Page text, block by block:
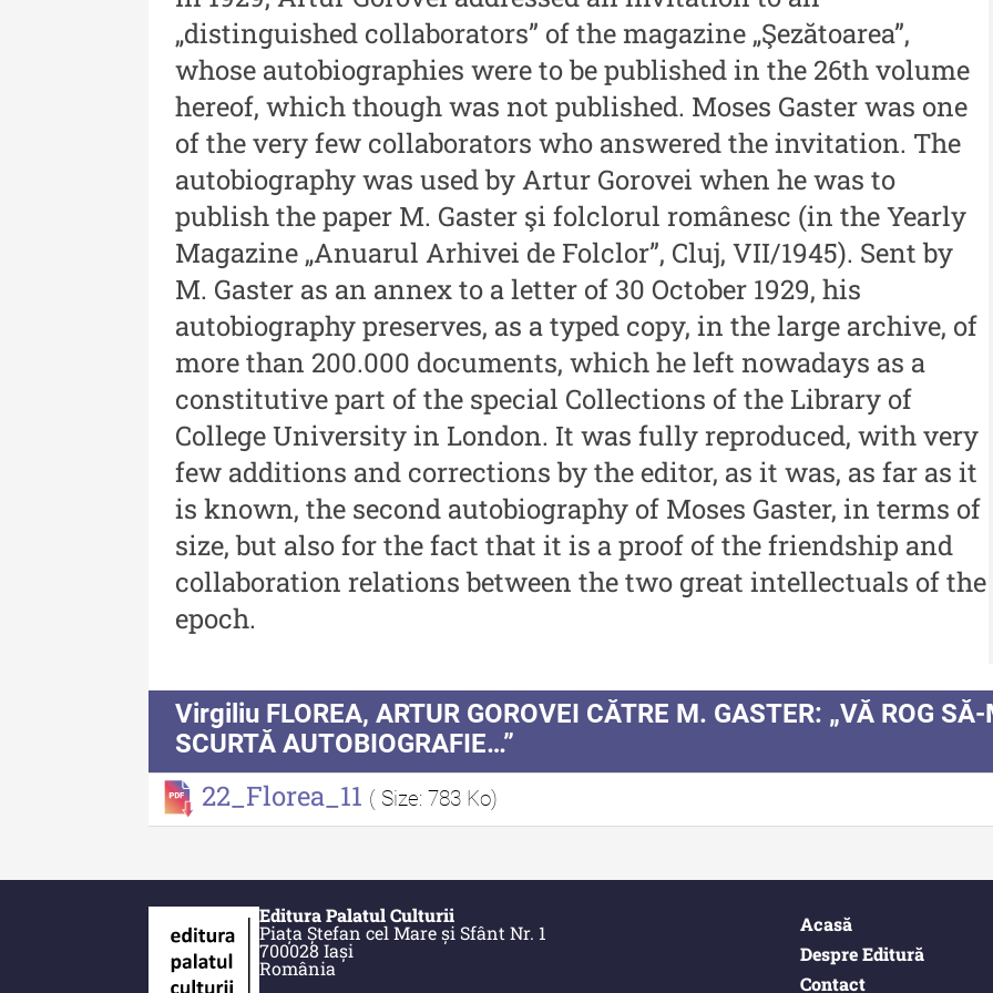
Revista "Cercetări istorice" -
XLII - 2023
Indexul Complet
Buletinul ”Ioan Neculce” al
Muzeului de Istorie a
Moldovei - XXIII / 2017
Buletinul ”Ioan Neculce” al
Muzeului de Istorie a
Moldovei - XXII / 2016
Indexul Complet
al
Buletinul Muzeului Științei și
Tehnicii ”Ștefan Procopiu”
Buletinul Muzeului Științei
și Tehnicii ”Ștefan Procopiu”
- An XV / Nr. 15 / 2021
Buletinul Muzeului Științei
și Tehnicii ”Ștefan Procopiu”
- An XIV / Nr. 14 / 2020
Buletinul Muzeului Științei
- An XII / Nr. 13 / 2019
Indexul Complet
Buletinul Centrului de Cercetare și
Conservare-Restaurare a
Patrimoniului
Buletinul Centrului de
Cercetare și Conservare-
Restaurare a Patrimoniului -
2021
Buletinul Centrului de
Cercetare și Conservare-
Buletinul Centrului de
Restaurare a Patrimoniului -
Acta Pangratia
Acta Pangratia I (2023)
Alte publicatii, cataloage, volume de
„distinguished collaborators” of the magazine „Şezătoarea”,
whose autobiographies were to be published in the 26th volume
hereof, which though was not published. Moses Gaster was one
of the very few collaborators who answered the invitation. The
autobiography was used by Artur Gorovei when he was to
publish the paper M. Gaster şi folclorul românesc (in the Yearly
Magazine „Anuarul Arhivei de Folclor”, Cluj, VII/1945). Sent by
M. Gaster as an annex to a letter of 30 October 1929, his
autobiography preserves, as a typed copy, in the large archive, of
more than 200.000 documents, which he left nowadays as a
constitutive part of the special Collections of the Library of
College University in London. It was fully reproduced, with very
few additions and corrections by the editor, as it was, as far as it
is known, the second autobiography of Moses Gaster, in terms of
size, but also for the fact that it is a proof of the friendship and
collaboration relations between the two great intellectuals of the
epoch.
Virgiliu FLOREA, ARTUR GOROVEI CĂTRE M. GASTER: „VĂ ROG
SCURTĂ AUTOBIOGRAFIE…”
22_Florea_11 ( Size: 783 Ko)
Editura Palatul Culturii
Piața Ștefan cel Mare și Sfânt Nr. 1
700028 Iași
România
Acasă
Despre Editură
Contact